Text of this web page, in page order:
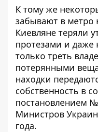
К тому же
забывают в
Киевляне теряли
протезами и даже
только треть
потерянными
находки
собственность в
постановлением
Министров
года.